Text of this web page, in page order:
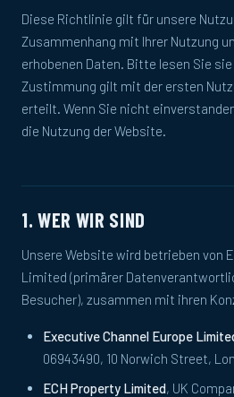
Diese Richtlinie gilt für unsere
Zusammenhang mit Ihrer Nutzung
erhobenen Daten. Bitte lesen Sie
Zustimmung gilt mit der ersten
erteilt. Wenn Sie nicht
die Nutzung der Website.
1. WER WIR SIND
Unsere Website wird betrieben von
Limited (primärer
Besucher), zusammen mit ihren
Executive Channel Europe
06943490, 10 Norwich Street,
ECH Property Limited, UK